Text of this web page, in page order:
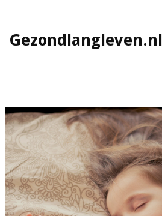
Gezondlangleven.nl